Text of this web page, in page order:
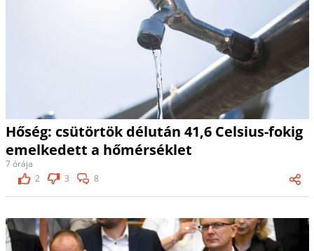
Hőség: csütörtök délután 41,6 Celsius-fokig
emelkedett a hőmérséklet
7 órája
2
3 8